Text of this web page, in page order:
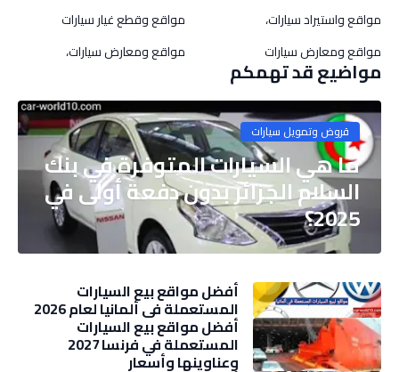
مواقع واستيراد سيارات،
مواقع وقطع غيار سيارات
مواقع ومعارض سيارات
مواقع ومعارض سيارات،
مواضيع قد تهمكم
قروض وتمويل سيارات
ما هي السيارات المتوفرة في بنك
السلام الجزائر بدون دفعة أولى في
2025؟
أفضل مواقع بيع السيارات
المستعملة في ألمانيا لعام 2026
أفضل مواقع بيع السيارات
المستعملة في فرنسا 2027
وعناوينها وأسعار